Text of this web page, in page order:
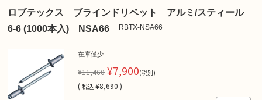
ロブテックス ブラインドリベット アルミ/スティール
6-6 (1000本入) NSA66
RBTX-NSA66
在庫僅少
¥11,460 ¥7,900(税別)
( 税込 ¥8,690 )